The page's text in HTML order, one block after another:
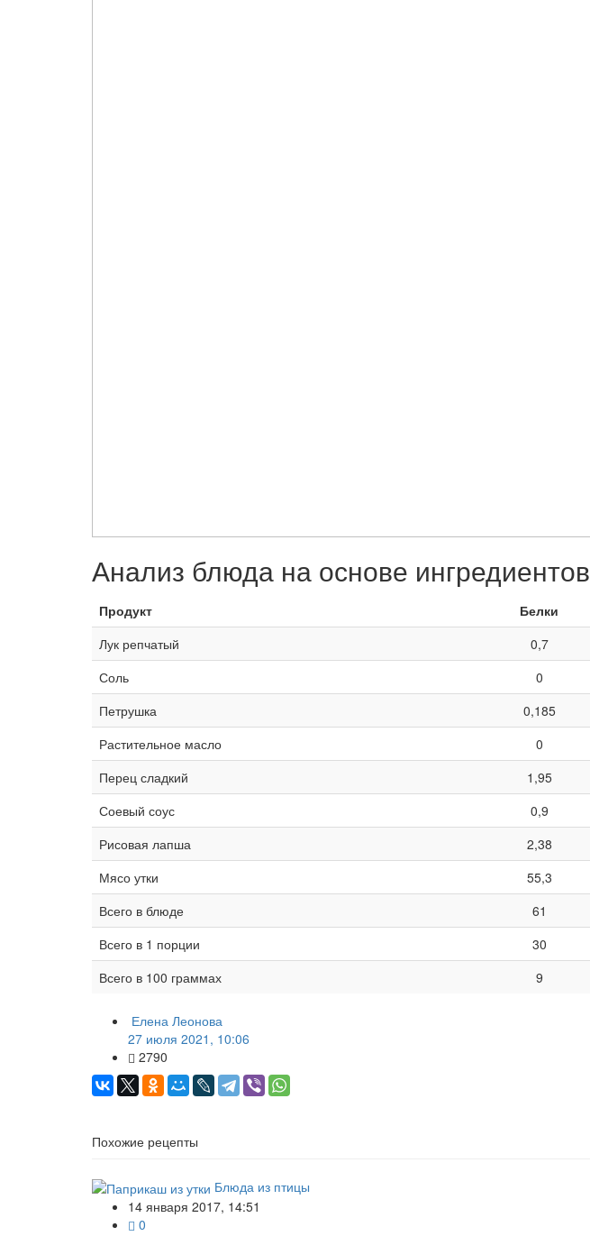
Анализ блюда на основе ингредиентов
Продукт Белки
Лук репчатый
0,7
Соль
0
Петрушка
0,185
Растительное масло
0
Перец сладкий
1,95
Соевый соус
0,9
Рисовая лапша
2,38
Мясо утки
55,3
Всего в блюде
61
Всего в 1 порции
30
Всего в 100 граммах
9
Елена Леонова
27 июля 2021, 10:06
2790
Похожие рецепты
Блюда из птицы
14 января 2017, 14:51
0